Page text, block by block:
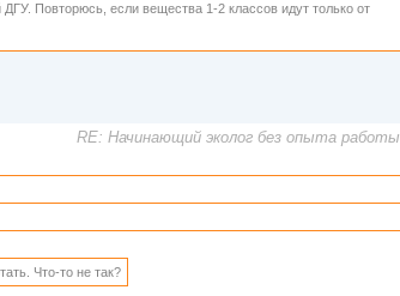
Повторюсь, если вещества 1-2 классов идут только от
RE: Начинающий эколог без опыта работы
Что-то не так?